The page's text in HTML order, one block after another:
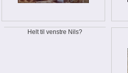
Helt til venstre Nils?